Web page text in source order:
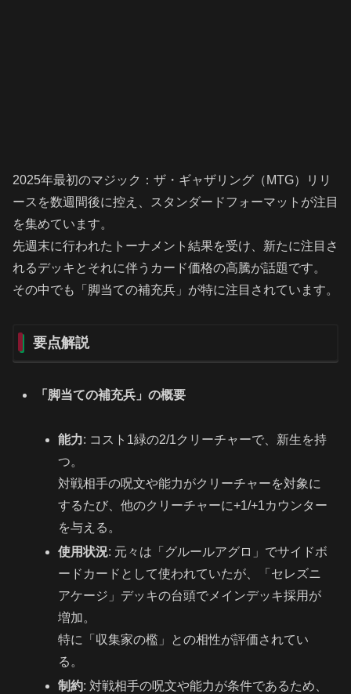
2025年最初のマジック：ザ・ギャザリング（MTG）リリ
ースを数週間後に控え、スタンダードフォーマットが注目
を集めています。
先週末に行われたトーナメント結果を受け、新たに注目さ
れるデッキとそれに伴うカード価格の高騰が話題です。
その中でも「脚当ての補充兵」が特に注目されています。
要点解説
「脚当ての補充兵」の概要
能力: コスト1緑の2/1クリーチャーで、新生を持
つ。
対戦相手の呪文や能力がクリーチャーを対象に
するたび、他のクリーチャーに+1/+1カウンター
を与える。
使用状況: 元々は「グルールアグロ」でサイドボ
ードカードとして使われていたが、「セレズニ
アケージ」デッキの台頭でメインデッキ採用が
増加。
特に「収集家の檻」との相性が評価されてい
る。
制約: 対戦相手の呪文や能力が条件であるため、